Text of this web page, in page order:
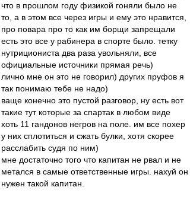
что в прошлом году физикой гоняли было не
то, а в этом все через игры и ему это нравится,
про повара про то как им борщи запрещали
есть это все у рабинера в спорте было. тетку
нутрициониста два раза увольняли, все
официальные источники прямая речь)
лично мне он это не говорил) других пруфов я
так понимаю тебе не надо)
ваще конечно это пустой разговор, ну есть вот
такие тут которые за спартак в любом виде
хоть 11 гандонов негров на поле. им все похер
у них сплотиться и сжать булки, хотя скорее
расслабить судя по ним)
мне достаточно того что капитан не рвал и не
метался в самые ответственные игры. нахуй он
нужен такой капитан.